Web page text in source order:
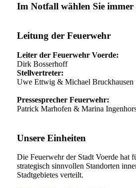
Im Notfall wählen Sie immer
Leitung der Feuerwehr
Leiter der Feuerwehr Voerde:
Dirk Bosserhoff
Stellvertreter:
Uwe Ettwig & Michael Bruckhausen
Pressesprecher Feuerwehr:
Patrick Marhofen & Marina
Unsere Einheiten
Die Feuerwehr der Stadt Voerde hat
strategisch sinnvollen Standorten
Stadtgebietes verteilt.